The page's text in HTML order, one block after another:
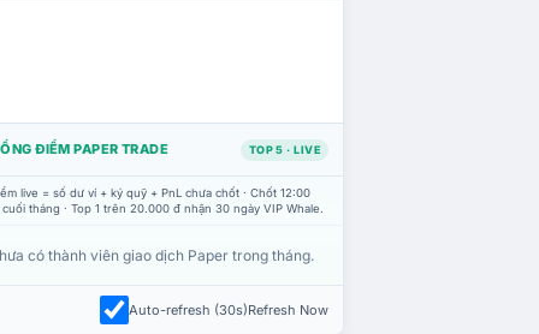
ĐIỂM PAPER TRADE TOP 5 · LIVE
live = số dư ví + ký quỹ + PnL chưa chốt · Chốt 12:00
tháng · Top 1 trên 20.000 đ nhận 30 ngày VIP Whale.
có thành viên giao dịch Paper trong tháng.
Auto-refresh (30s)Refresh Now